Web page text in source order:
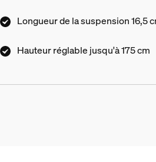
Longueur de la suspension 16,5
Hauteur réglable jusqu'à 175 cm